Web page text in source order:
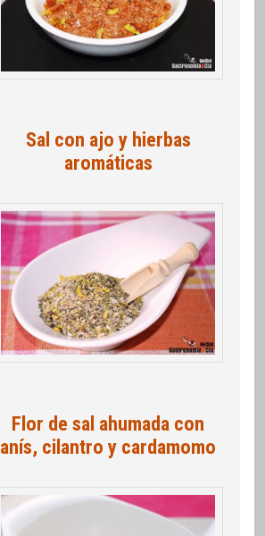
Sal con ajo y hierbas
aromáticas
Flor de sal ahumada con
anís, cilantro y cardamomo